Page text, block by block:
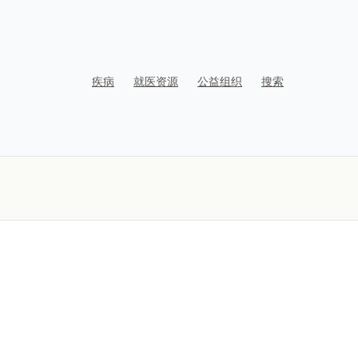
疾病 就医资源 公益组织 搜索